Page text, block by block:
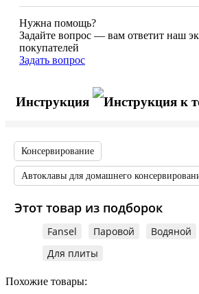
Нужна помощь?
Задайте вопрос — вам ответит наш
покупателей
Задать вопрос
Инструкция
Консервирование
Автоклавы для домашнего
Этот товар из подборок
Fansel Паровой Водяной
Для плиты
Похожие товары: